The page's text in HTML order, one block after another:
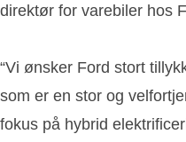
direktør for varebiler hos
“Vi ønsker Ford stort
som er en stor og
fokus på hybrid